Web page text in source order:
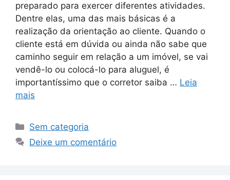
preparado para exercer diferentes atividades.
Dentre elas, uma das mais básicas é a
realização da orientação ao cliente. Quando o
cliente está em dúvida ou ainda não sabe que
caminho seguir em relação a um imóvel, se vai
vendê-lo ou colocá-lo para aluguel, é
importantíssimo que o corretor saiba … Leia
mais
Sem categoria
Deixe um comentário